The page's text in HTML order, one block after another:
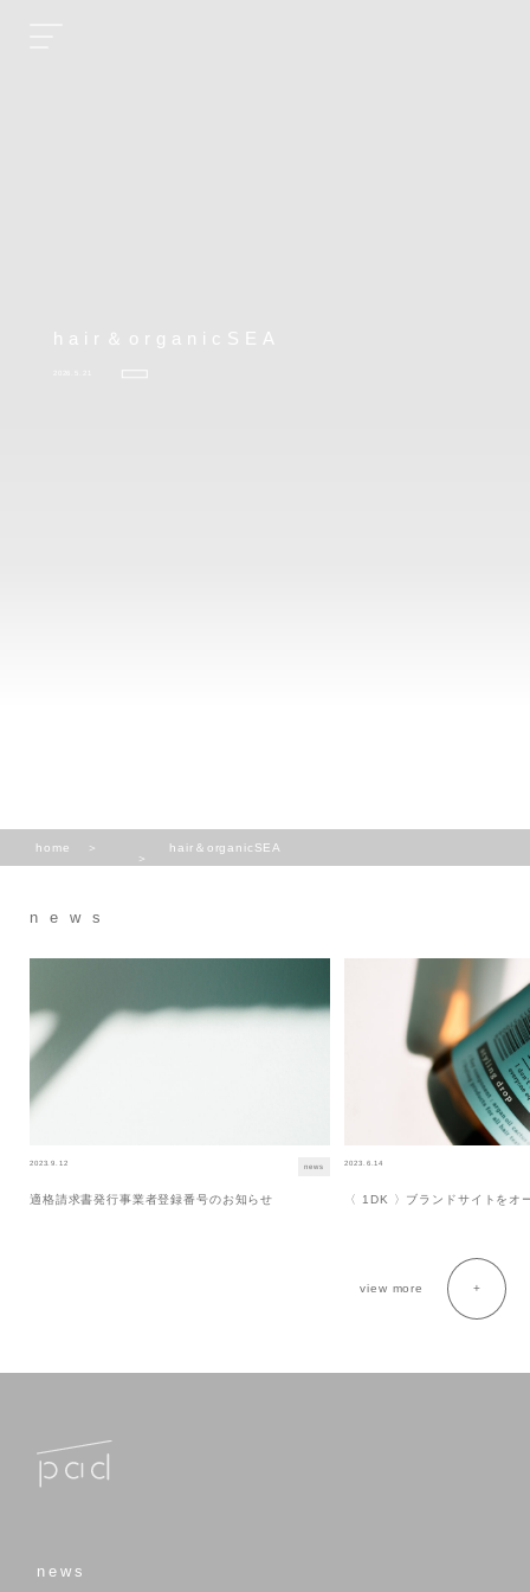
hair＆organicSEA
home hair＆organicSEA
news
2023.9.12 news
適格請求書発行事業者登録番号のお知らせ
2023.6.14
〈 1DK 〉ブランドサイトをオ
view more
news